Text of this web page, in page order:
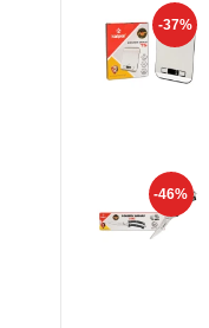
-37%
-46%